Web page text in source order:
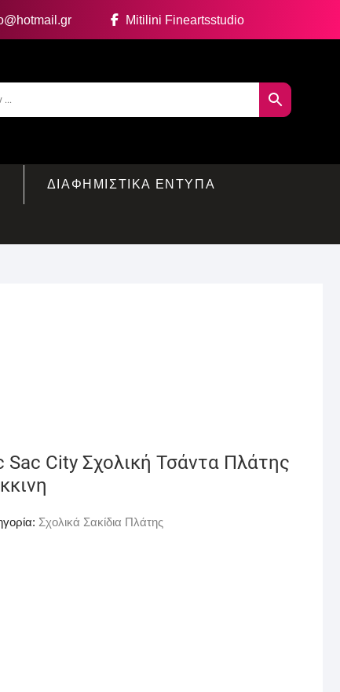
Mitilini Fineartsstudio
ΔΙΑΦΗΜΙΣΤΙΚΑ ΕΝΤΥΠΑ
Sac City Σχολική Τσάντα Πλάτης
Σχολικά Σακίδια Πλάτης